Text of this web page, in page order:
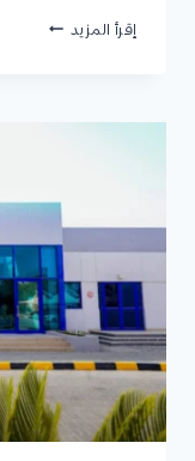
إقرأ المزيد هندسة
شروط
القبول،
والتفاصيل
الخاصة
بكل
برنامج